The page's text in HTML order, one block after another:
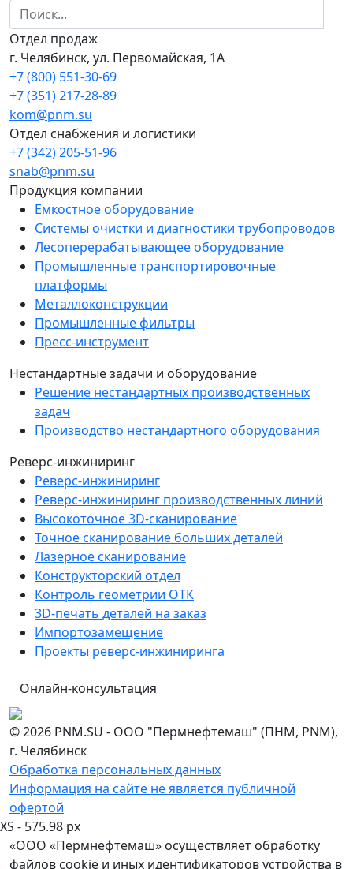
Отдел продаж
г. Челябинск, ул. Первомайская, 1А
+7 (800) 551-30-69
+7 (351) 217-28-89
kom@pnm.su
Отдел снабжения и логистики
+7 (342) 205-51-96
snab@pnm.su
Продукция компании
Емкостное оборудование
Системы очистки и диагностики трубопроводов
Лесоперерабатывающее оборудование
Промышленные транспортировочные
платформы
Металлоконструкции
Промышленные фильтры
Пресс-инструмент
Нестандартные задачи и оборудование
Решение нестандартных производственных
задач
Производство нестандартного оборудования
Реверс-инжиниринг
Реверс-инжиниринг
Реверс-инжиниринг производственных линий
Высокоточное 3D-сканирование
Точное сканирование больших деталей
Лазерное сканирование
Конструкторский отдел
Контроль геометрии ОТК
3D-печать деталей на заказ
Импортозамещение
Проекты реверс-инжиниринга
© 2026 PNM.SU - ООО "Пермнефтемаш" (ПНМ, PNM),
г. Челябинск
Обработка персональных данных
Информация на сайте не является публичной
офертой
Онлайн-консультация
XS - 575.98 px
«ООО «Пермнефтемаш» осуществляет обработку
файлов cookie и иных идентификаторов устройства в